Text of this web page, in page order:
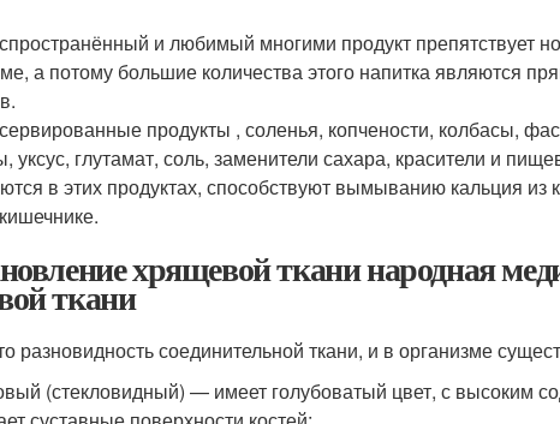
и любимый многими продукт препятствует
а потому большие количества этого напитка являются
продукты , соленья, копчености, колбасы,
уксус, глутамат, соль, заменители сахара, красители и
в этих продуктах, способствуют вымыванию кальция из
хрящевой ткани народная
ткани
соединительной ткани, и в организме
(стекловидный) — имеет голубоватый цвет, с высоким